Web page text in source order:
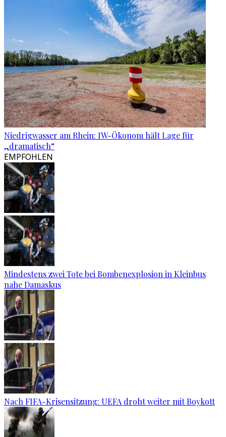
Niedrigwasser am Rhein: IW-Ökonom hält Lage für
„dramatisch“
EMPFOHLEN
Mindestens zwei Tote bei Bombenexplosion in Kleinbus
nahe Damaskus
Nach FIFA-Krisensitzung: UEFA droht weiter mit Boykott